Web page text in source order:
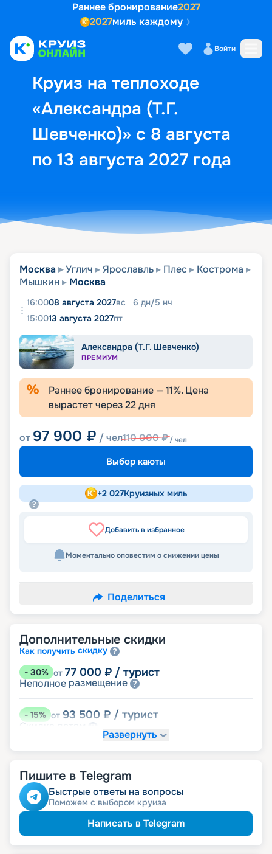
Раннее бронирование2027
2027миль каждому
Войти
Круиз на теплоходе
«Александра (Т.Г.
Шевченко)» с 8 августа
по 13 августа 2027 года
Выбор кают Маршрут и
Москва Углич Ярославль Плес
Кострома
Мышкин
Москва
16:0008 августа 2027вс 6 дн/5 нч
15:0013 августа 2027пт
Александра (Т.Г. Шевченко)
ПРЕМИУМ
Раннее бронирование —11%. Цена
вырастет через22дня
от 97 900 ₽ / чел110 000₽/ чел
Выбор каюты
+2 027Круизных миль
Добавить в избранное
Моментально оповестим о снижении цены
Поделиться
Дополнительные скидки
Как получить скидку
- 30% от 77 000 ₽ / турист
Неполное размещение
-15% от 93 500 ₽ / турист
Скидка
Скидка сотрудникам силовых
Скидкапенсионерам
Скидкаветеранам
Скидка многодетнымсемьям
Развернуть
Пишите в Telegram
Быстрые ответы на вопросы
Поможем с выбором круиза
Написать в Telegram